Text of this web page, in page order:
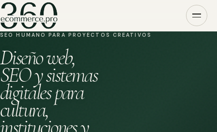
SEO HUMANO PARA PROYECTOS CREATIVOS
Diseño web,
SEO y sistemas
digitales para
cultura,